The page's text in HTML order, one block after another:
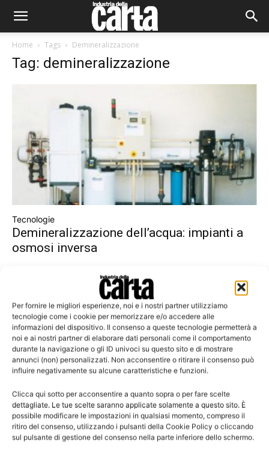
Per fornire le migliori esperienze, noi e i nostri partner utilizziamo
tecnologie come i cookie per memorizzare e/o accedere alle
informazioni del dispositivo. Il consenso a queste tecnologie permetterà a
noi e ai nostri partner di elaborare dati personali come il comportamento
durante la navigazione o gli ID univoci su questo sito e di mostrare
annunci (non) personalizzati. Non acconsentire o ritirare il consenso può
influire negativamente su alcune caratteristiche e funzioni.
Clicca qui sotto per acconsentire a quanto sopra o per fare scelte
dettagliate. Le tue scelte saranno applicate solamente a questo sito. È
possibile modificare le impostazioni in qualsiasi momento, compreso il
ritiro del consenso, utilizzando i pulsanti della Cookie Policy o cliccando
sul pulsante di gestione del consenso nella parte inferiore dello schermo.
Home Tags Demineralizzazione
Tag: demineralizzazione
Tecnologie
Demineralizzazione dell’acqua: impianti a
osmosi inversa
Leggi la rivista